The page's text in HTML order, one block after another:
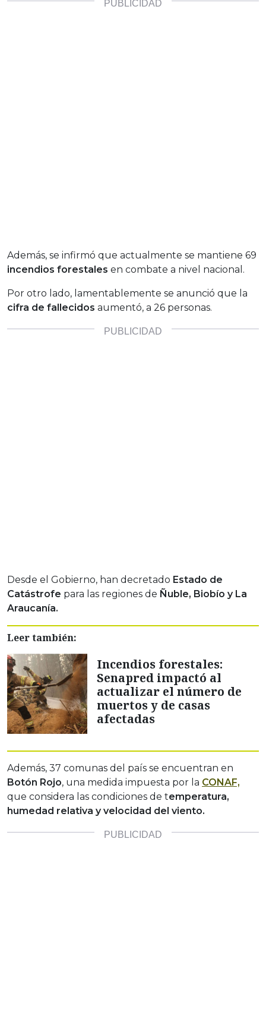
Además, se infirmó que actualmente se mantiene 69
incendios forestales en combate a nivel nacional.
Por otro lado, lamentablemente se anunció que la
cifra de fallecidos aumentó, a 26 personas.
Desde el Gobierno, han decretado Estado de
Catástrofe para las regiones de Ñuble, Biobío y La
Araucanía.
Leer también:
Incendios forestales:
Senapred impactó al
actualizar el número de
muertos y de casas
afectadas
Además, 37 comunas del país se encuentran en
Botón Rojo, una medida impuesta por la CONAF,
que considera las condiciones de temperatura,
humedad relativa y velocidad del viento.